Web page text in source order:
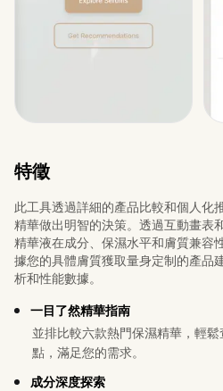
特徵
此工具透過詳細的產品比較和個人化
精華做出明智的決策。透過互動畫表
精華液在成分、保濕水平和膚質兼容
據您的具體膚質獲取量身定制的產品
析和性能數據。
一目了然精華指南
並排比較六款熱門保濕精華，輕
點，滿足您的需求。
成分深度探索